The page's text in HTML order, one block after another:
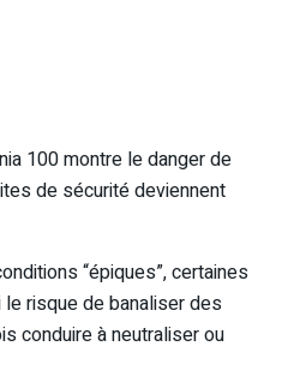
100 montre le danger de
de sécurité deviennent
“épiques”, certaines
risque de banaliser des
conduire à neutraliser ou